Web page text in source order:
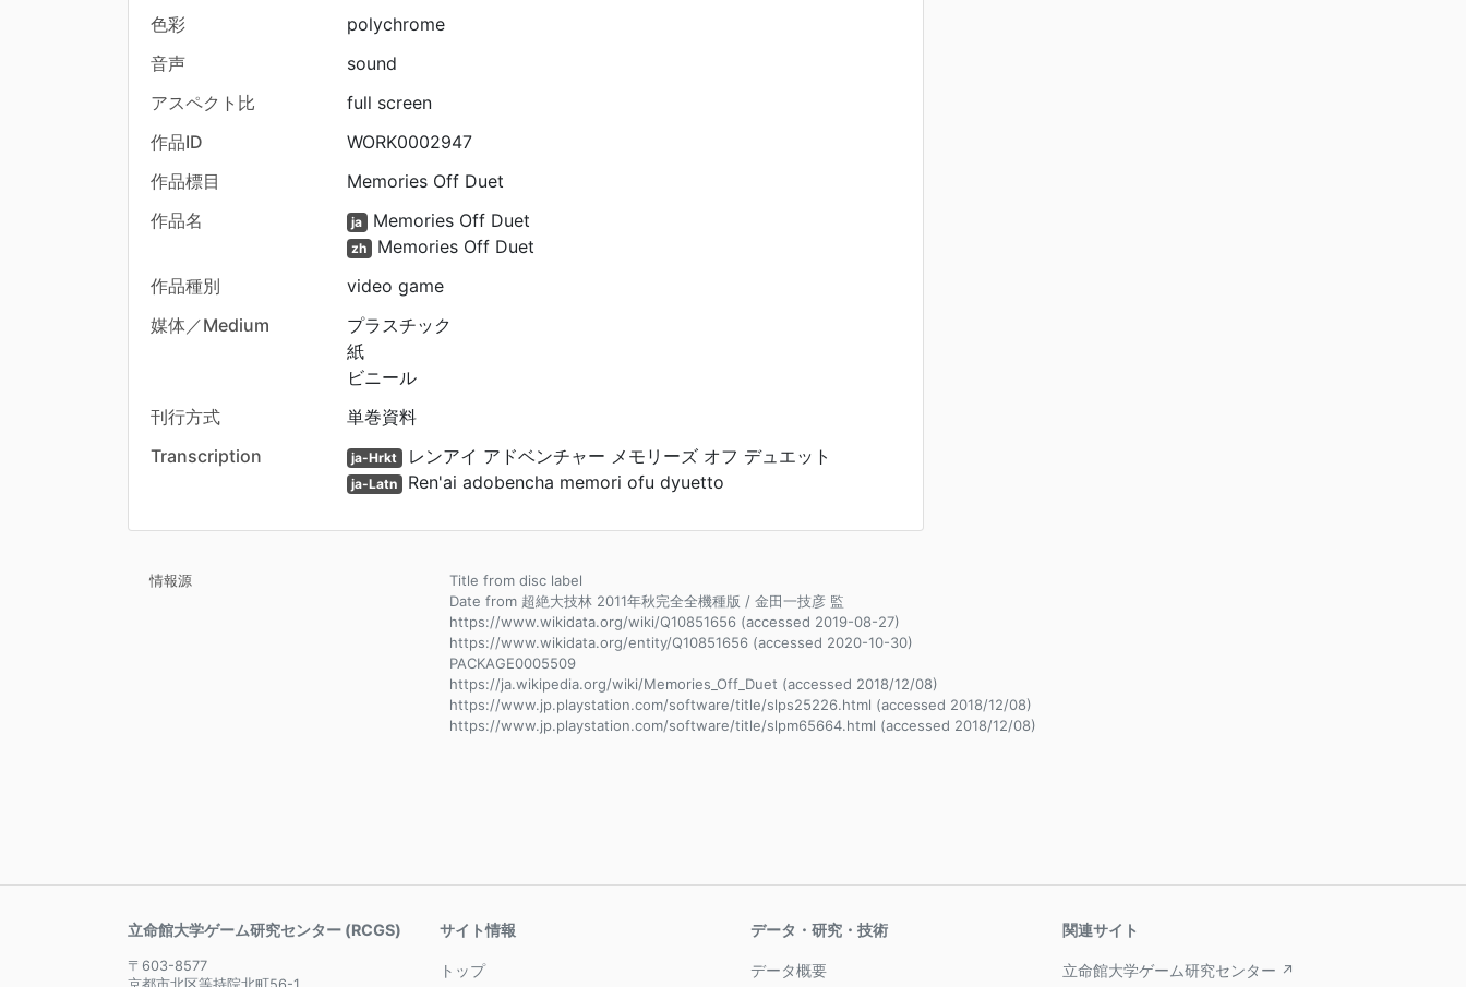
色彩
polychrome
音声
sound
アスペクト比
full screen
作品ID
WORK0002947
作品標目
Memories Off Duet
作品名
ja Memories Off Duet
zh
Memories Off Duet
作品種別
video game
媒体／Medium
プラスチック
紙
ビニール
刊行方式
単巻資料
Transcription
ja-Hrkt レンアイ アドベンチャー メモリーズ オフ デュエット
ja-Latn Ren'ai adobencha memori ofu dyuetto
情報源
Title from disc label
Date from 超絶大技林 2011年秋完全全機種版 / 金田一技彦 監
https://www.wikidata.org/wiki/Q10851656 (accessed 2019-08-27)
https://www.wikidata.org/entity/Q10851656 (accessed 2020-10-30)
PACKAGE0005509
https://ja.wikipedia.org/wiki/Memories_Off_Duet (accessed 2018/12/08)
https://www.jp.playstation.com/software/title/slps25226.html (accessed 2018/12/08)
https://www.jp.playstation.com/software/title/slpm65664.html (accessed 2018/12/08)
立命館大学ゲーム研究センター (RCGS)
〒603-8577
サイト情報
トップ
データ・研究・技術
データ概要
関連サイト
立命館大学ゲーム研究センター ↗